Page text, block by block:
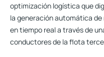
optimización logística que
la generación automática
en tiempo real a través de
conductores de la flota